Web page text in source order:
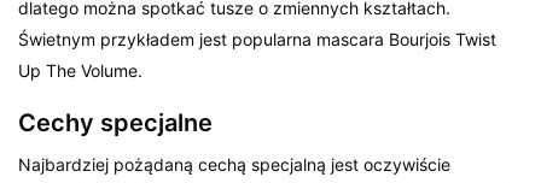
dlatego można spotkać tusze o zmiennych kształtach.
Świetnym przykładem jest popularna mascara Bourjois Twist
Up The Volume.
Cechy specjalne
Najbardziej pożądaną cechą specjalną jest oczywiście